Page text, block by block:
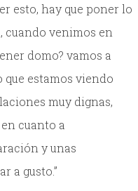
esto, hay que poner lo
cuando venimos en
domo? vamos a
estamos viendo
muy dignas,
cuanto a
y unas
a gusto.”